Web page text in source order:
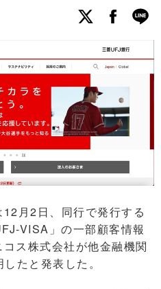
月2日、同行で発行する
VISA」の一部顧客情報
ス株式会社が他金融機関
たと発表した。